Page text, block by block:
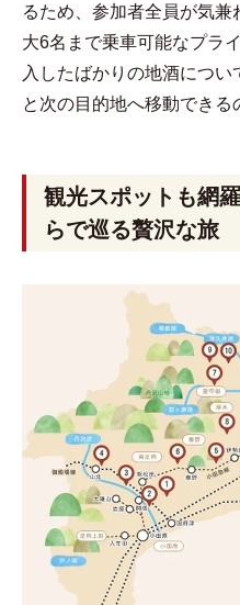
るため、参加者全員が気
大6名まで乗車可能なプラ
入したばかりの地酒につい
と次の目的地へ移動できる
観光スポットも網
らで巡る贅沢な旅